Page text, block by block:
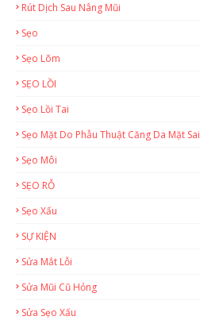
Rút Dịch Sau Nâng Mũi
Sẹo
Sẹo Lõm
SẸO LỒI
Sẹo Lồi Tai
Sẹo Mặt Do Phẫu Thuật Căng Da Mặt Sai
Sẹo Môi
SẸO RỖ
Sẹo Xấu
SỰ KIỆN
Sửa Mắt Lỗi
Sửa Mũi Cũ Hỏng
Sửa Sẹo Xấu